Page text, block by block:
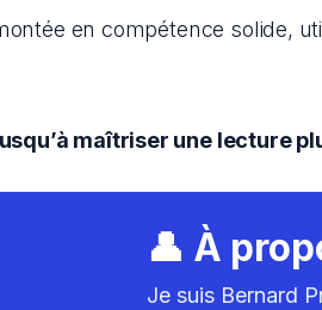
en compétence solide,
maîtriser une lecture
👤 À
Je suis Bernard